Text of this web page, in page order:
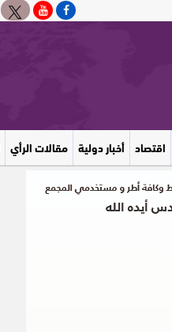
اقتصاد أخبار دولية مقالات الرأي